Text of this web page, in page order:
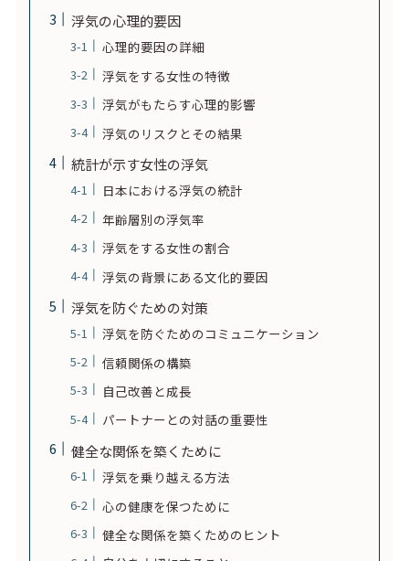
浮気の心理的要因
心理的要因の詳細
浮気をする女性の特徴
浮気がもたらす心理的影響
浮気のリスクとその結果
統計が示す女性の浮気
日本における浮気の統計
年齢層別の浮気率
浮気をする女性の割合
浮気の背景にある文化的要因
浮気を防ぐための対策
浮気を防ぐためのコミュニケーション
信頼関係の構築
自己改善と成長
パートナーとの対話の重要性
健全な関係を築くために
浮気を乗り越える方法
心の健康を保つために
健全な関係を築くためのヒント